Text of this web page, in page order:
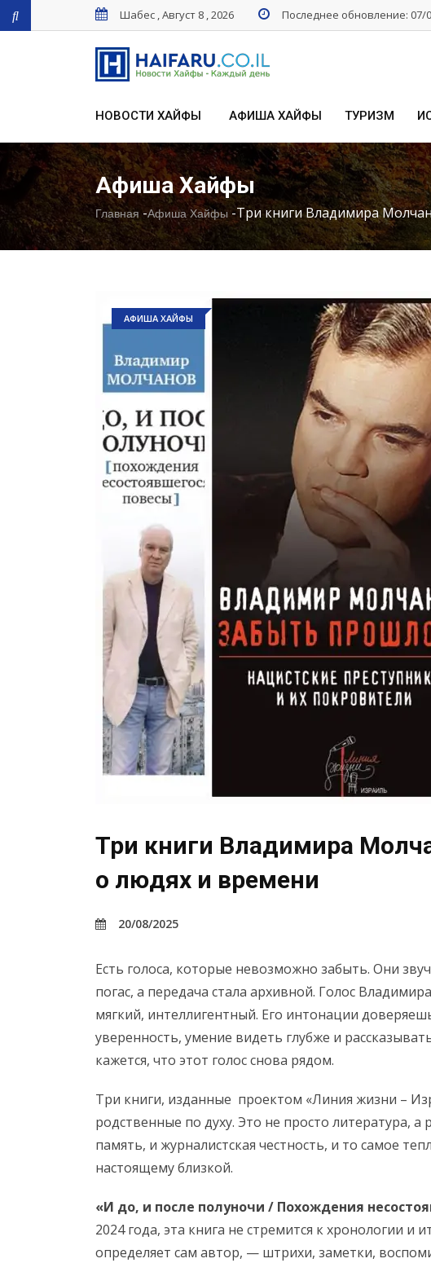
Шабес , Август 8 , 2026 Последнее обновление: 07/
НОВОСТИ ХАЙФЫ АФИША ХАЙФЫ ТУРИЗМ
Афиша Хайфы
Главная -Афиша Хайфы -Три книги Владимира
АФИША ХАЙФЫ
Три книги Владимира
о людях и времени
20/08/2025
Есть голоса, которые невозможно забыть. Они
погас, а передача стала архивной. Голос
мягкий, интеллигентный. Его интонации
уверенность, умение видеть глубже и
кажется, что этот голос снова рядом.
Три книги, изданные проектом «Линия жизни –
родственные по духу. Это не просто литература, а
память, и журналистская честность, и то самое
настоящему близкой.
«И до, и после полуночи / Похождения
2024 года, эта книга не стремится к хронологии и
определяет сам автор, — штрихи, заметки,